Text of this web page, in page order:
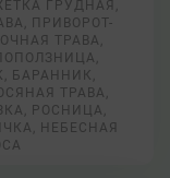
ГРУДНАЯ,
ПРИВОРОТ-
ТРАВА,
БАРАННИК,
ТРАВА,
РОСНИЦА,
НЕБЕСНАЯ